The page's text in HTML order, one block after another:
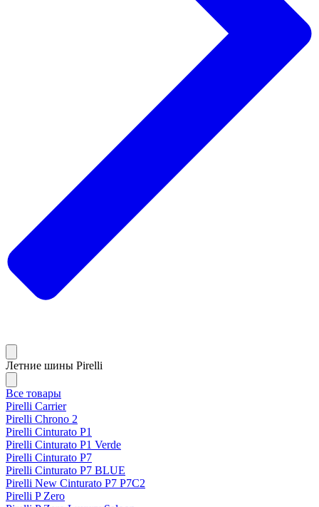
Летние шины Pirelli
Все товары
Pirelli Carrier
Pirelli Chrono 2
Pirelli Cinturato P1
Pirelli Cinturato P1 Verde
Pirelli Cinturato P7
Pirelli Cinturato P7 BLUE
Pirelli New Cinturato P7 P7C2
Pirelli P Zero